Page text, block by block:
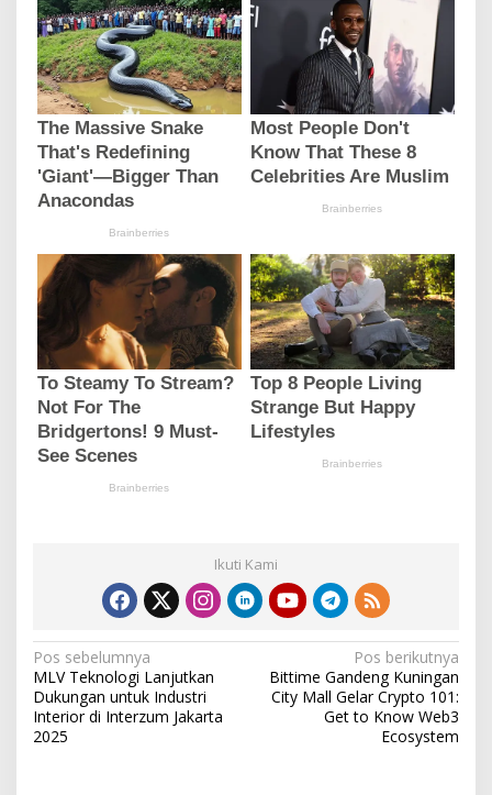
Ikuti Kami
N
a
v
i
Pos sebelumnya
MLV Teknologi Lanjutkan
Dukungan untuk Industri
Interior di Interzum Jakarta
2025
Pos berikutnya
Bittime Gandeng Kuningan
City Mall Gelar Crypto 101:
Get to Know Web3
Ecosystem